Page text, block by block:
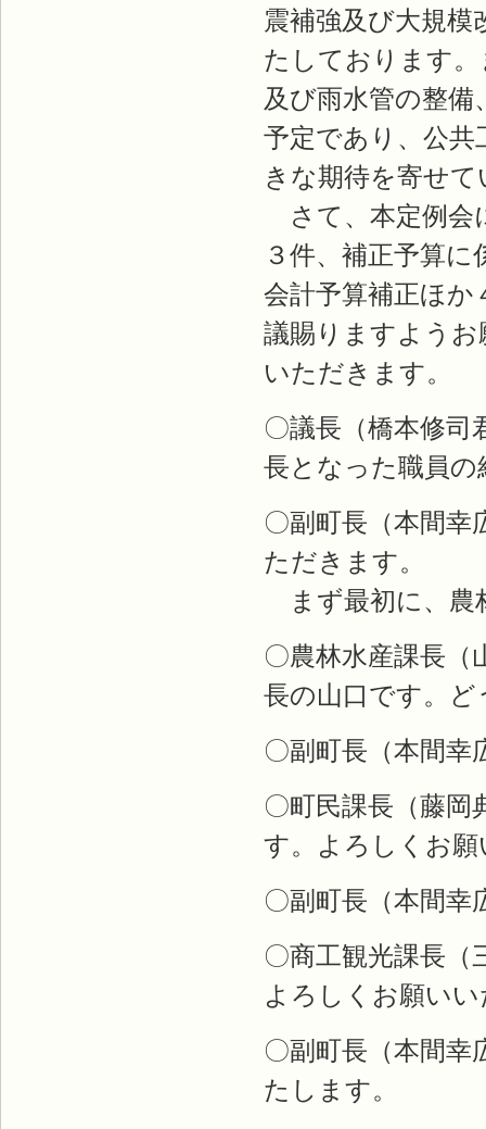
震補強及び大規模
たしております
及び雨水管の整備
予定であり、公共
きな期待を寄せ
さて、本定例会
３件、補正予算
会計予算補正ほ
議賜りますよう
いただきます。
〇議長（橋本修
長となった職員
〇副町長（本間
ただきます。
まず最初に、農
〇農林水産課長
長の山口です。
〇副町長（本間
〇町民課長（藤
す。よろしくお
〇副町長（本間
〇商工観光課長
よろしくお願い
〇副町長（本間
たします。